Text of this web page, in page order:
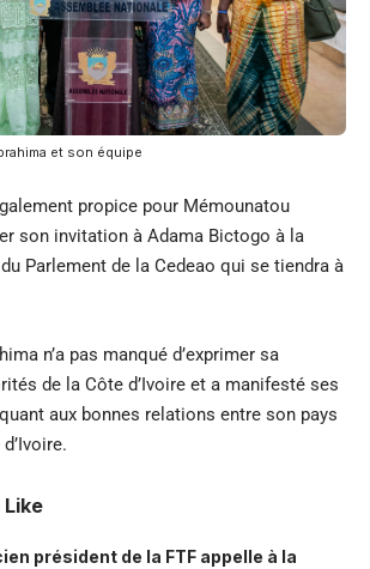
et son équipe
propice pour Mémounatou
son invitation à Adama Bictogo à la
Parlement de la Cedeao qui se tiendra à
n’a pas manqué d’exprimer sa
de la Côte d’Ivoire et a manifesté ses
aux bonnes relations entre son pays
Like
président de la FTF appelle à la